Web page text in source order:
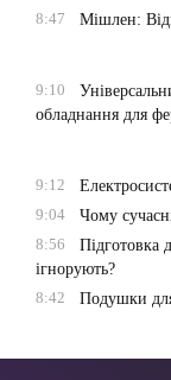
8:47
Мішлен:
9:10
обладнання для
9:12
9:04
Чому
8:56
Підготовка
ігнорують?
8:42
Подушки для